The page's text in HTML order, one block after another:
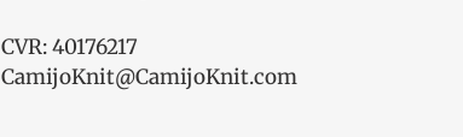
CVR: 40176217
CamijoKnit@CamijoKnit.com